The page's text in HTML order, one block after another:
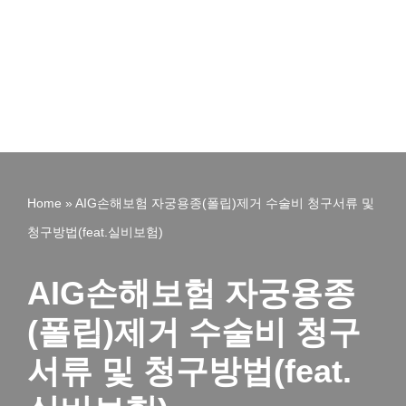
Home » AIG손해보험 자궁용종(폴립)제거 수술비 청구서류 및
청구방법(feat.실비보험)
AIG손해보험 자궁용종
(폴립)제거 수술비 청구
서류 및 청구방법(feat.